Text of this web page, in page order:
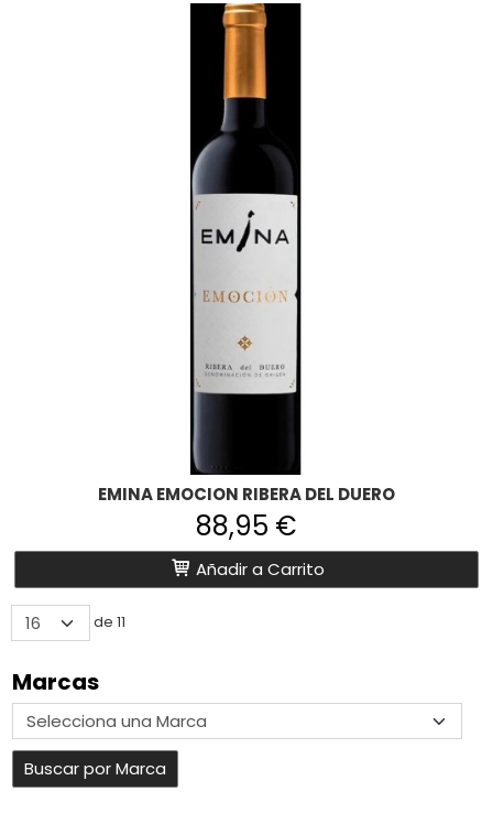
Marcas
EMINA EMOCION RIBERA DEL DUERO
88,95 €
Añadir a Carrito
de 11